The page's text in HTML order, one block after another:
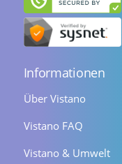
Informationen
Über Vistano
Vistano FAQ
Vistano & Umwelt